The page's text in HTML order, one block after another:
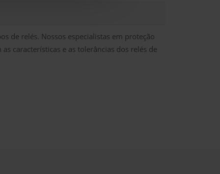
de relés. Nossos especialistas em proteção
características e as tolerâncias dos relés de